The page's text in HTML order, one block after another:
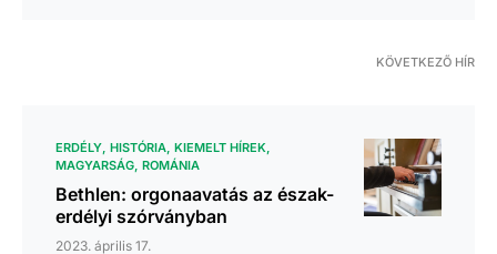
KÖVETKEZŐ HÍR
ERDÉLY HISTÓRIA KIEMELT HÍREK
MAGYARSÁG ROMÁNIA
Bethlen: orgonaavatás az észak-
erdélyi szórványban
2023. április 17.